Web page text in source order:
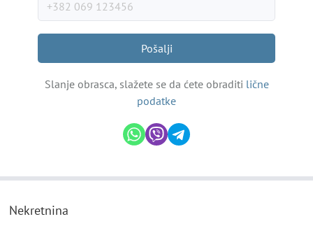
Pošalji
Slanje obrasca, slažete se da ćete obraditi lične
podatke
Nekretnina